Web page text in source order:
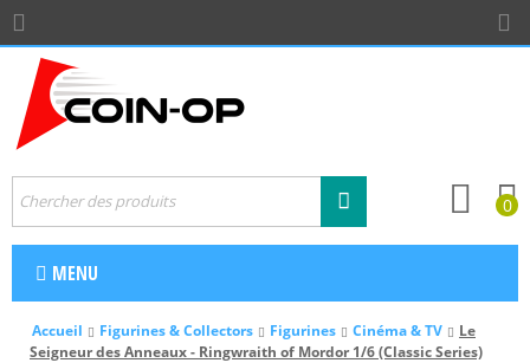
0
MENU
Accueil Figurines & Collectors Figurines Cinéma & TV
Le
Seigneur des Anneaux - Ringwraith of Mordor 1/6 (Classic Series)